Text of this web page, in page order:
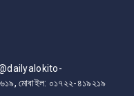
মোবাইল: ০১৭২২-৪১৯২১৯